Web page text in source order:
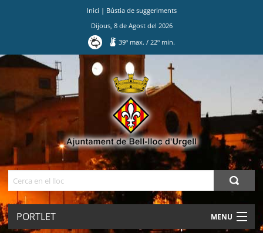
Inici | Bústia de suggeriments
Dijous, 8de Agostdel 2026
39º max./ 22º min.
PORTLET MENU